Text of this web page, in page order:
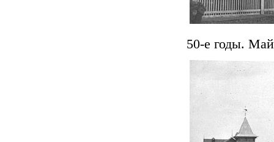
50-е годы.